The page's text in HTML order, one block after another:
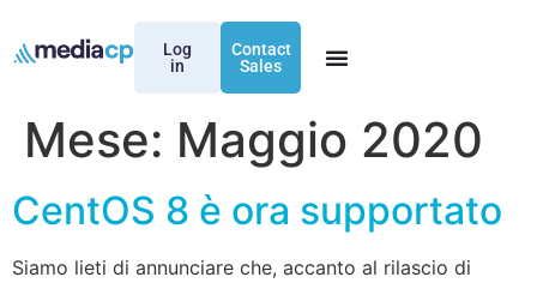
Log
in
Contact
Sales
Mese: Maggio 2020
CentOS 8 è ora supportato
Siamo lieti di annunciare che, accanto al rilascio di